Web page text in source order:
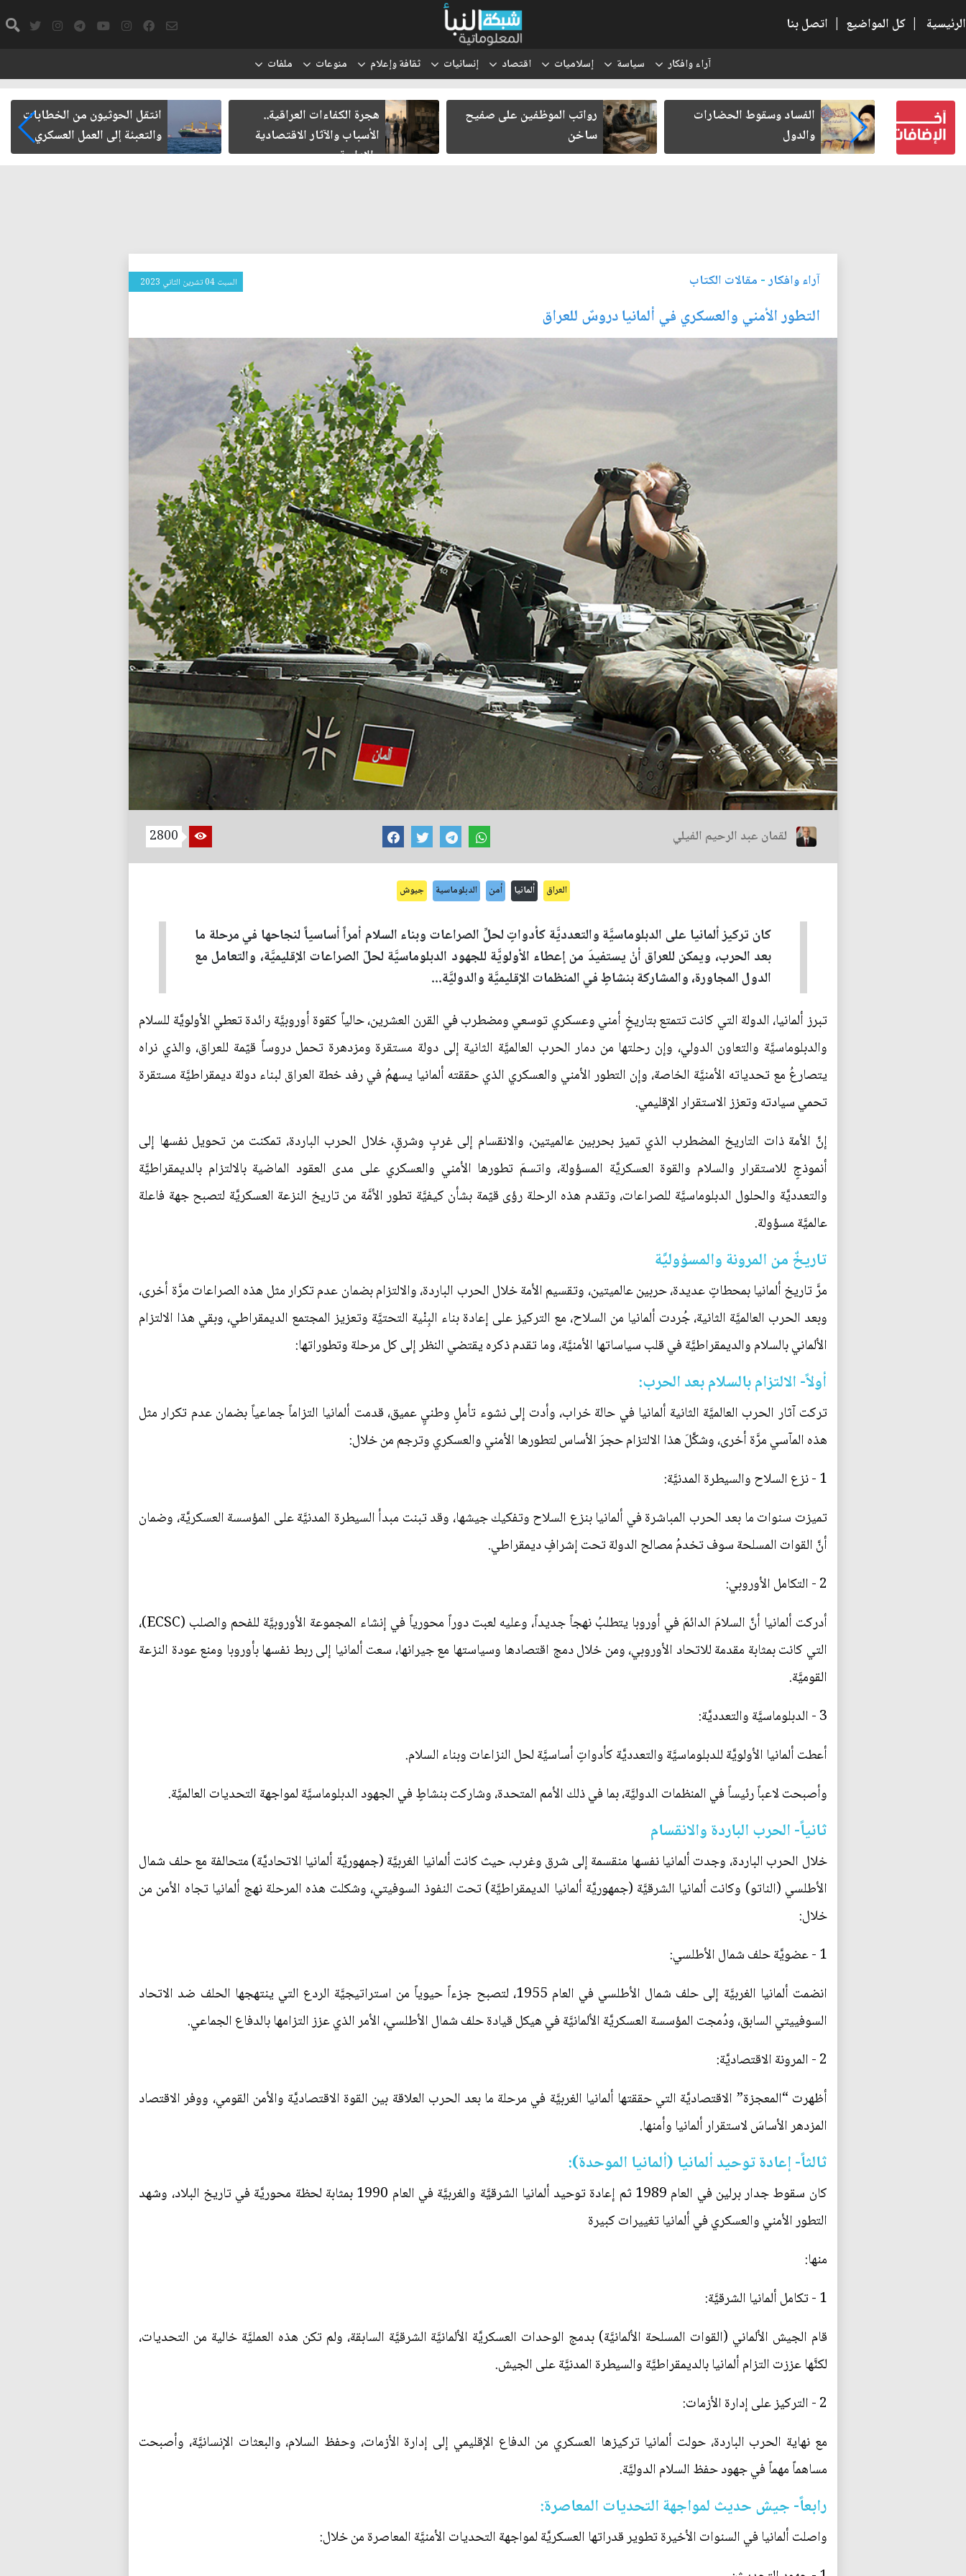
الرئيسية | كل المواضيع | اتصل بنا
آراء وافكار سياسة إسلاميات اقتصاد إنسانيات ثقافة وإعلام منوعات ملفات
كتب لنفسه
الفساد وسقوط الحضارات
والدول
رواتب الموظفين على صفيح
ساخن
هجرة الكفاءات العراقية..
الأسباب والآثار الاقتصادية
والإدارية
انتقل الحوثيون من الخطابات
والتعبئة إلى العمل العسكري
آراء وافكار- مقالات الكتاب السبت 04 تشرين الثاني 2023
التطور الأمني والعسكري في ألمانيا دروسٌ للعراق
لقمان عبد الرحيم الفيلي 2800
العراق ألمانيا أمن الدبلوماسية جيوش
كان تركيز ألمانيا على الدبلوماسيَّة والتعدديَّة كأدواتٍ لحلِّ الصراعات وبناء السلام أمراً أساسياً لنجاحها في مرحلة ما
بعد الحرب، ويمكن للعراق أنْ يستفيدَ من إعطاء الأولويَّة للجهود الدبلوماسيَّة لحلّ الصراعات الإقليميَّة، والتعامل مع
الدول المجاورة، والمشاركة بنشاطٍ في المنظمات الإقليميَّة والدوليَّة...
تبرز ألمانيا، الدولة التي كانت تتمتع بتاريخٍ أمني وعسكري توسعي ومضطرب في القرن العشرين، حالياً كقوة أوروبيَّة رائدة تعطي الأولويَّة للسلام
والدبلوماسيَّة والتعاون الدولي، وإن رحلتها من دمار الحرب العالميَّة الثانية إلى دولة مستقرة ومزدهرة تحمل دروساً قيّمة للعراق، والذي نراه
يتصارعُ مع تحدياته الأمنيَّة الخاصة، وإن التطور الأمني والعسكري الذي حققته ألمانيا يسهمُ في رفد خطة العراق لبناء دولة ديمقراطيَّة مستقرة
تحمي سيادته وتعزز الاستقرار الإقليمي.
إنَّ الأمة ذات التاريخ المضطرب الذي تميز بحربين عالميتين، والانقسام إلى غربٍ وشرقٍ، خلال الحرب الباردة، تمكنت من تحويل نفسها إلى
أنموذجٍ للاستقرار والسلام والقوة العسكريَّة المسؤولة، واتسمَ تطورها الأمني والعسكري على مدى العقود الماضية بالالتزام بالديمقراطيَّة
والتعدديَّة والحلول الدبلوماسيَّة للصراعات، وتقدم هذه الرحلة رؤى قيّمة بشأن كيفيَّة تطور الأمَّة من تاريخ النزعة العسكريَّة لتصبح جهة فاعلة
عالميَّة مسؤولة.
تاريخٌ من المرونة والمسؤوليَّة
مرَّ تاريخ ألمانيا بمحطاتٍ عديدة، حربين عالميتين، وتقسيم الأمة خلال الحرب الباردة، والالتزام بضمان عدم تكرار مثل هذه الصراعات مرَّة أخرى،
وبعد الحرب العالميَّة الثانية، جُردت ألمانيا من السلاح، مع التركيز على إعادة بناء البِنْية التحتيَّة وتعزيز المجتمع الديمقراطي، وبقي هذا الالتزام
الألماني بالسلام والديمقراطيَّة في قلب سياساتها الأمنيَّة، وما تقدم ذكره يقتضي النظر إلى كل مرحلة وتطوراتها:
أولاً- الالتزام بالسلام بعد الحرب:
تركت آثار الحرب العالميَّة الثانية ألمانيا في حالة خراب، وأدت إلى نشوء تأملٍ وطنيٍ عميق، قدمت ألمانيا التزاماً جماعياً بضمان عدم تكرار مثل
هذه المآسي مرَّة أخرى، وشكَّلَ هذا الالتزام حجرَ الأساس لتطورها الأمني والعسكري وترجم من خلال:
1 - نزع السلاح والسيطرة المدنيَّة:
تميزت سنوات ما بعد الحرب المباشرة في ألمانيا بنزع السلاح وتفكيك جيشها، وقد تبنت مبدأ السيطرة المدنيَّة على المؤسسة العسكريَّة، وضمان
أنَّ القوات المسلحة سوف تخدمُ مصالح الدولة تحت إشرافٍ ديمقراطي.
2 - التكامل الأوروبي:
أدركت ألمانيا أنَّ السلامَ الدائمَ في أوروبا يتطلبُ نهجاً جديداً، وعليه لعبت دوراً محورياً في إنشاء المجموعة الأوروبيَّة للفحم والصلب (ECSC)،
التي كانت بمثابة مقدمة للاتحاد الأوروبي، ومن خلال دمج اقتصادها وسياستها مع جيرانها، سعت ألمانيا إلى ربط نفسها بأوروبا ومنع عودة النزعة
القوميَّة.
3 - الدبلوماسيَّة والتعدديَّة:
أعطت ألمانيا الأولويَّة للدبلوماسيَّة والتعدديَّة كأدواتٍ أساسيَّة لحل النزاعات وبناء السلام.
وأصبحت لاعباً رئيساً في المنظمات الدوليَّة، بما في ذلك الأمم المتحدة، وشاركت بنشاطٍ في الجهود الدبلوماسيَّة لمواجهة التحديات العالميَّة.
ثانياً- الحرب الباردة والانقسام
خلال الحرب الباردة، وجدت ألمانيا نفسها منقسمة إلى شرق وغرب، حيث كانت ألمانيا الغربيَّة (جمهوريَّة ألمانيا الاتحاديَّة) متحالفة مع حلف شمال
الأطلسي (الناتو) وكانت ألمانيا الشرقيَّة (جمهوريَّة ألمانيا الديمقراطيَّة) تحت النفوذ السوفيتي، وشكلت هذه المرحلة نهج ألمانيا تجاه الأمن من
خلال:
1 - عضويَّة حلف شمال الأطلسي:
انضمت ألمانيا الغربيَّة إلى حلف شمال الأطلسي في العام 1955، لتصبح جزءاً حيوياً من استراتيجيَّة الردع التي ينتهجها الحلف ضد الاتحاد
السوفييتي السابق، ودُمجت المؤسسة العسكريَّة الألمانيَّة في هيكل قيادة حلف شمال الأطلسي، الأمر الذي عزز التزامها بالدفاع الجماعي.
2 - المرونة الاقتصاديَّة:
أظهرت “المعجزة” الاقتصاديَّة التي حققتها ألمانيا الغربيَّة في مرحلة ما بعد الحرب العلاقة بين القوة الاقتصاديَّة والأمن القومي، ووفر الاقتصاد
المزدهر الأساسَ لاستقرار ألمانيا وأمنها.
ثالثاً- إعادة توحيد ألمانيا (ألمانيا الموحدة):
كان سقوط جدار برلين في العام 1989 ثم إعادة توحيد ألمانيا الشرقيَّة والغربيَّة في العام 1990 بمثابة لحظة محوريَّة في تاريخ البلاد، وشهد
التطور الأمني والعسكري في ألمانيا تغييرات كبيرة
منها:
1 - تكامل ألمانيا الشرقيَّة:
قام الجيش الألماني (القوات المسلحة الألمانيَّة) بدمج الوحدات العسكريَّة الألمانيَّة الشرقيَّة السابقة، ولم تكن هذه العمليَّة خالية من التحديات،
لكنَّها عززت التزام ألمانيا بالديمقراطيَّة والسيطرة المدنيَّة على الجيش.
2 - التركيز على إدارة الأزمات:
مع نهاية الحرب الباردة، حولت ألمانيا تركيزها العسكري من الدفاع الإقليمي إلى إدارة الأزمات، وحفظ السلام، والبعثات الإنسانيَّة، وأصبحت
مساهماً مهماً في جهود حفظ السلام الدوليَّة.
رابعاً- جيش حديث لمواجهة التحديات المعاصرة:
واصلت ألمانيا في السنوات الأخيرة تطوير قدراتها العسكريَّة لمواجهة التحديات الأمنيَّة المعاصرة من خلال: